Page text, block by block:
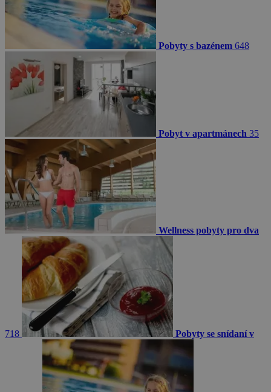
Pobyty s bazénem 648
Pobyt v apartmánech 35
Wellness pobyty pro dva
718 Pobyty se snídaní v